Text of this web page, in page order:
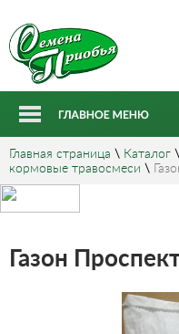
Главная страница \ Каталог \
кормовые травосмеси \
Газон